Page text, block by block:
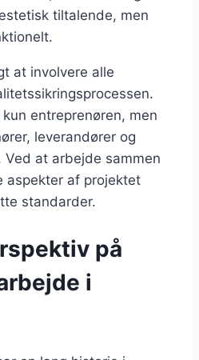
tiltalende, men
at involvere alle
entreprenøren, men
leverandører og
Ved at arbejde sammen
aspekter af projektet
standarder.
på
i